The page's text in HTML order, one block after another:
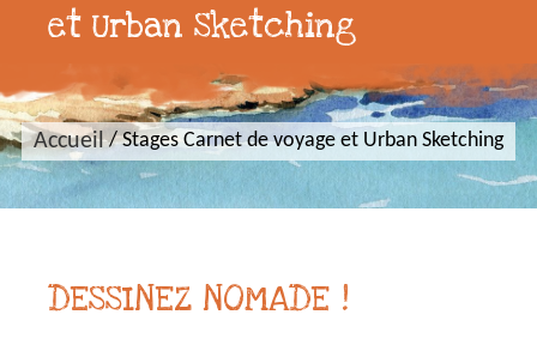
Accueil/Stages Carnet de voyage et Urban Sketching
et Urban Sketching
DESSINEZ NOMADE !